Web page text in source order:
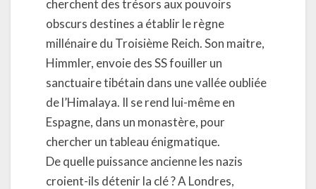
cherchent des trésors aux pouvoirs
obscurs destines a établir le règne
millénaire du Troisième Reich. Son maitre,
Himmler, envoie des SS fouiller un
sanctuaire tibétain dans une vallée oubliée
de l’Himalaya. Il se rend lui-même en
Espagne, dans un monastère, pour
chercher un tableau énigmatique.
De quelle puissance ancienne les nazis
croient-ils détenir la clé ? A Londres,